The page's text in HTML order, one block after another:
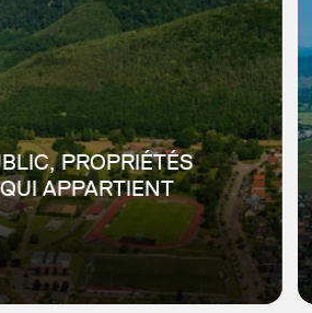
PROPRIÉTÉS
APPARTIENT
» fixe l’objectif de zéro
(ZAN) d’ici 2050. Sa mise en
dans la gestion économe